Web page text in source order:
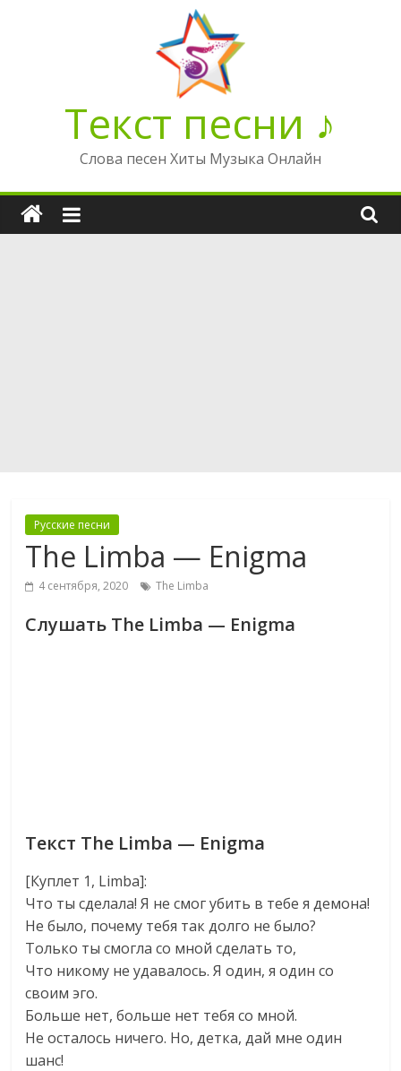
Текст песни ♪
Слова песен Хиты Музыка Онлайн
Русские песни
The Limba — Enigma
4 сентября, 2020 The Limba
Слушать The Limba — Enigma
Текст The Limba — Enigma
[Куплет 1, Limba]:
Что ты сделала! Я не смог убить в тебе я демона!
Не было, почему тебя так долго не было?
Только ты смогла со мной сделать то,
Что никому не удавалось. Я один, я один со
своим эго.
Больше нет, больше нет тебя со мной.
Не осталось ничего. Но, детка, дай мне один
шанс!